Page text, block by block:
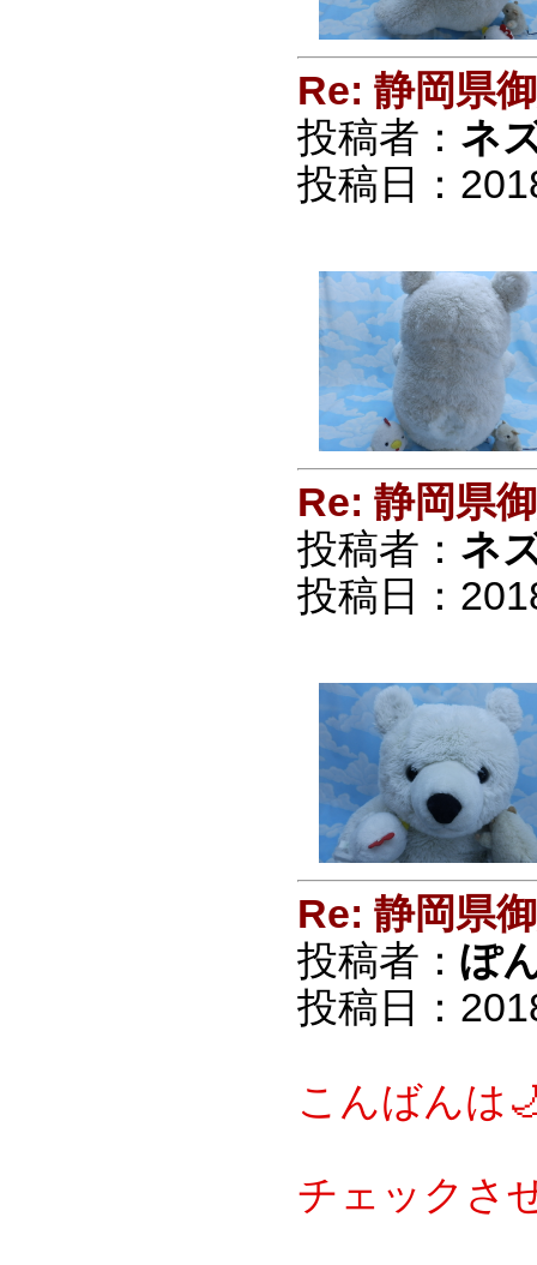
Re: 静岡県
投稿者： ネ
投稿日：
Re: 静岡県
投稿者： ネ
投稿日：
Re: 静岡県
投稿者： ぽ
投稿日：
こんばんは
チェックさ